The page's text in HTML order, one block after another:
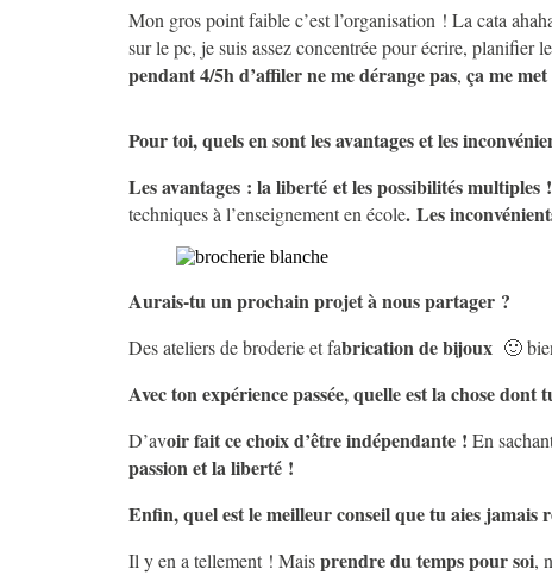
Mon gros point faible c’est l’organisation ! La cata
sur le pc, je suis assez concentrée pour écrire, planifier
pendant 4/5h d’affiler ne me dérange pas, ça me
Pour toi, quels en sont les avantages et les
Les avantages : la liberté et les possibilités multiples !
techniques à l’enseignement en école. Les
Aurais-tu un prochain projet à nous partager ?
Des ateliers de broderie et fabrication de bijoux 🙂
Avec ton expérience passée, quelle est la chose dont
D’avoir fait ce choix d’être indépendante ! En
passion et la liberté !
Enfin, quel est le meilleur conseil que tu aies
Il y en a tellement ! Maisprendre du temps pour soi,